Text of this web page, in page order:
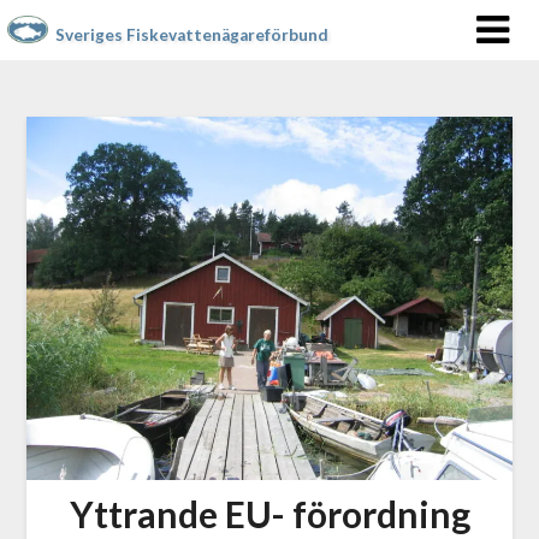
Sveriges Fiskevattenägareförbund
Yttrande EU- förordning